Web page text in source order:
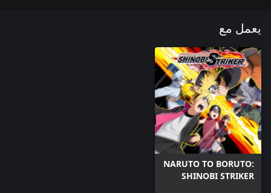
يعمل مع
NARUTO TO BORUTO:
SHINOBI STRIKER